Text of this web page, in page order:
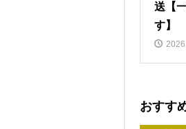
送【
す】
おすす